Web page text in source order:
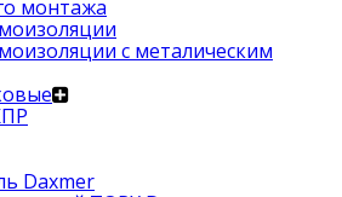
монтажа
с металическим
Daxmer